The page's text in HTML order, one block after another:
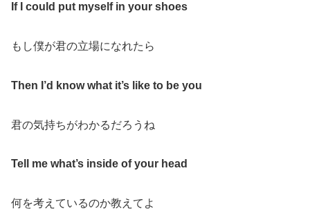
If I could put myself in your shoes
もし僕が君の立場になれたら
Then I’d know what it’s like to be you
君の気持ちがわかるだろうね
Tell me what’s inside of your head
何を考えているのか教えてよ